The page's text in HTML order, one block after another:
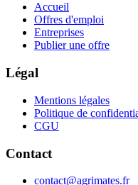
Accueil
Offres d'emploi
Entreprises
Publier une offre
Légal
Mentions légales
Politique de
CGU
Contact
contact@agrimates.fr